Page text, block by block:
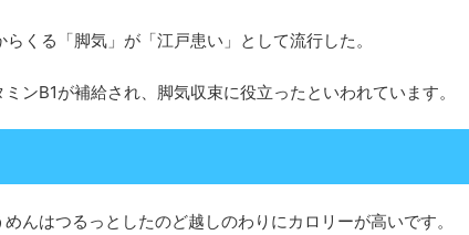
くる「脚気」が「江戸患い」として流行した。
ンB1が補給され、脚気収束に役立ったといわれています。
んはつるっとしたのど越しのわりにカロリーが高いです。